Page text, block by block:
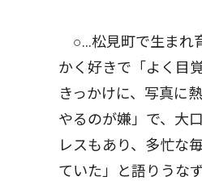
○…松見町で生まれ
かく好きで「よく目
きっかけに、写真に
やるのが嫌」で、大
レスもあり、多忙な
ていた」と語りうなず